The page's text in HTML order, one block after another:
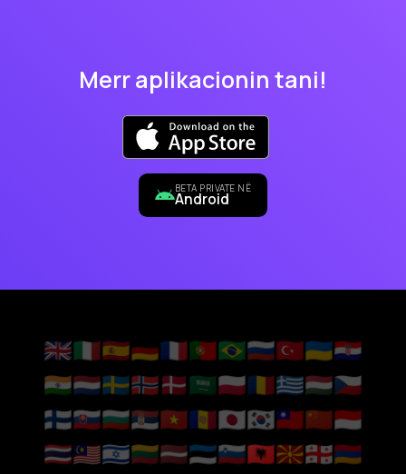
Merr aplikacionin tani!
BETA PRIVATE NË
Android
🇬🇧🇮🇹🇪🇸🇩🇪🇫🇷🇵🇹🇧🇷🇷🇺🇹🇷🇺🇦🇭🇷
🇮🇳🇳🇱🇸🇪🇳🇴🇩🇰🇸🇦🇵🇱🇷🇴🇬🇷🇭🇺🇨🇿
🇫🇮🇸🇰🇧🇬🇷🇸🇻🇳🇦🇩🇯🇵🇰🇷🇹🇼🇨🇳🇮🇩
🇹🇭🇲🇾🇮🇱🇱🇹🇱🇻🇪🇪🇸🇮🇦🇱🇲🇰🇬🇪🇦🇲